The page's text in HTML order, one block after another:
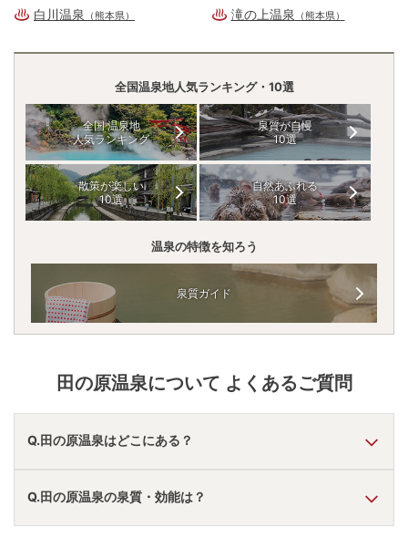
白川温泉 （熊本県） 滝の上温泉 （熊本県）
全国温泉地人気ランキング・10選
全国 温泉地
人気ランキング
泉質が自慢
10選
散策が楽しい
10選
自然あふれる
10選
温泉の特徴を知ろう
泉質ガイド
田の原温泉について よくあるご質問
Q.田の原温泉はどこにある？
A. 田の原温泉 は、熊本県阿蘇郡南小国町
車でお越しの方は、大日田ICから車で約60分。
田の原温泉のアクセス情報の詳細はこちら。
Q.田の原温泉の泉質・効能は？